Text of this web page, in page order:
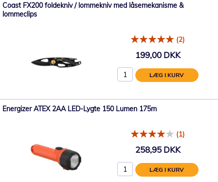
Coast FX200 foldekniv / lommekniv med låsemekanisme &
lommeclips
(2)
199,00 DKK
LÆG I KURV
Energizer ATEX 2AA LED-Lygte 150 Lumen 175m
(1)
258,95 DKK
LÆG I KURV